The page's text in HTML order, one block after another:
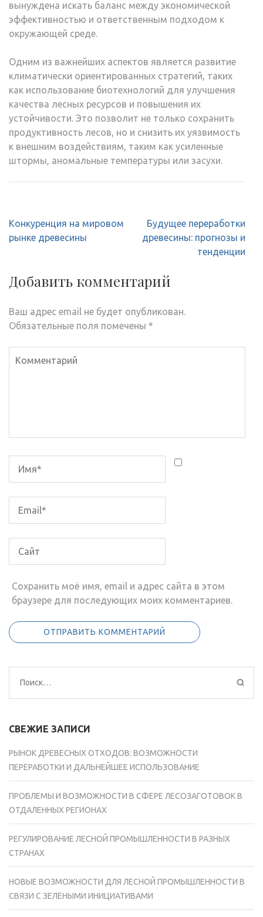
вынуждена искать баланс между экономической
эффективностью и ответственным подходом к
окружающей среде.
Одним из важнейших аспектов является развитие
климатически ориентированных стратегий, таких
как использование биотехнологий для улучшения
качества лесных ресурсов и повышения их
устойчивости. Это позволит не только сохранить
продуктивность лесов, но и снизить их уязвимость
к внешним воздействиям, таким как усиленные
штормы, аномальные температуры или засухи.
Навигация
по
Конкуренция на мировом
рынке древесины
Будущее переработки
древесины: прогнозы и
тенденции
Добавить комментарий
Ваш адрес email не будет опубликован.
Обязательные поля помечены *
Сохранить моё имя, email и адрес сайта в этом
браузере для последующих моих комментариев.
Найти:
СВЕЖИЕ ЗАПИСИ
РЫНОК ДРЕВЕСНЫХ ОТХОДОВ: ВОЗМОЖНОСТИ
ПЕРЕРАБОТКИ И ДАЛЬНЕЙШЕЕ ИСПОЛЬЗОВАНИЕ
ПРОБЛЕМЫ И ВОЗМОЖНОСТИ В СФЕРЕ ЛЕСОЗАГОТОВОК В
ОТДАЛЕННЫХ РЕГИОНАХ
РЕГУЛИРОВАНИЕ ЛЕСНОЙ ПРОМЫШЛЕННОСТИ В РАЗНЫХ
СТРАНАХ
НОВЫЕ ВОЗМОЖНОСТИ ДЛЯ ЛЕСНОЙ ПРОМЫШЛЕННОСТИ В
СВЯЗИ С ЗЕЛЕНЫМИ ИНИЦИАТИВАМИ